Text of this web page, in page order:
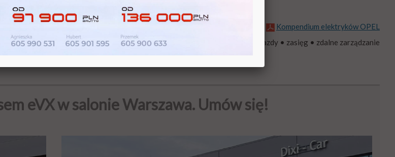
Kompendium elektryków OPEL
ładowanie • wydłużanie trwałości baterii • tryby jazdy • zasięg • zdalne zarządzanie
eVX w salonie Warszawa. Umów się!